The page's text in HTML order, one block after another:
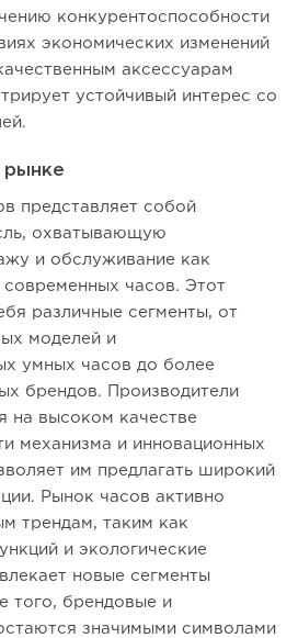
конкурентоспособности
экономических изменений
аксессуарам
устойчивый интерес со
рынке
представляет собой
охватывающую
и обслуживание как
современных часов. Этот
различные сегменты, от
моделей и
умных часов до более
брендов. Производители
на высоком качестве
механизма и инновационных
им предлагать широкий
Рынок часов активно
трендам, таким как
и экологические
новые сегменты
того, брендовые и
значимыми символами